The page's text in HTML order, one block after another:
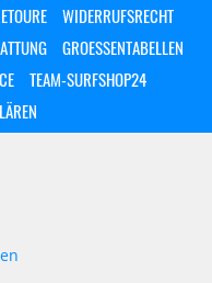
WIDERRUFSRECHT
GROESSENTABELLEN
TEAM-SURFSHOP24